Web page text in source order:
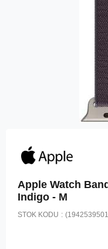
Apple Watch
Indigo - M
STOK KODU